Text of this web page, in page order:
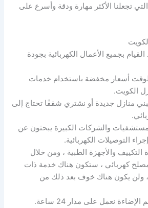
التي تجعلنا الأكثر مهارة ودقة وأسرع على
بجميع الأعمال الكهربائية بجودة
أسعار مخفضة باستخدام خدمات
الكويت.
منازل جديدة أو نشتري شققًا تحتاج إلى
والشركات الكبيرة يبحثون عن
التوصيلات الكهربائية.
التكييف والأجهزة الطبية ، ومن خلال
كهربائي ، ستكون هناك خدمة ذات
، ولن يكون هناك خوف بعد ذلك من
نعمل على مدار 24 ساعة.